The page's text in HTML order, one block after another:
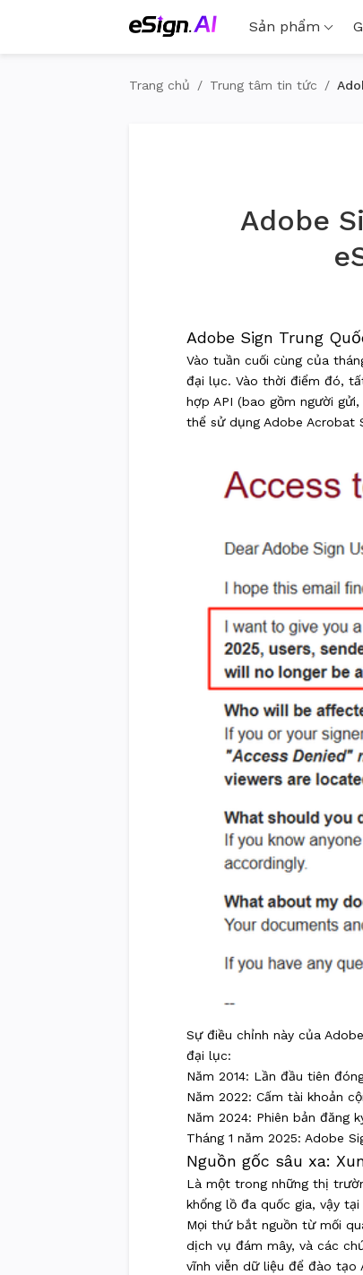
Sản phẩm
Trang chủ / Trung tâm tin tức /
Adobe
Adobe Sign Trung
Vào tuần cuối cùng của
đại lục. Vào thời điểm đó,
hợp API (bao gồm người
thể sử dụng Adobe Acrobat
Sự điều chỉnh này của
đại lục:
Năm 2014: Lần đầu tiên
Năm 2022: Cấm tài khoản
Năm 2024: Phiên bản đăng
Tháng 1 năm 2025: Adobe
Nguồn gốc sâu xa:
Là một trong những thị
khổng lồ đa quốc gia, vậy
Mọi thứ bắt nguồn từ mối
dịch vụ đám mây, và các
vĩnh viễn dữ liệu để đào tạo